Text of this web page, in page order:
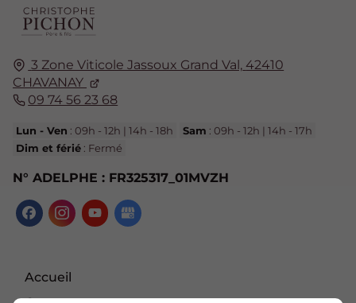
3 Zone Viticole Jassoux Grand Val, 42410
CHAVANAY
09 74 56 23 68
Lun - Ven : 09h - 12h | 14h - 18h Sam : 09h - 12h | 14h - 17h
Dim et férié : Fermé
N° ADELPHE : FR325317_01MVZH
Accueil